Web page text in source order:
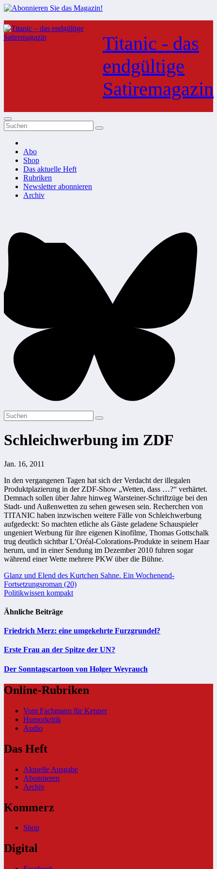
Zum
Inhalt
springen
Titanic - das
endgültige
Satiremagazin
Abo
Shop
Das aktuelle Heft
Rubriken
Newsletter abonnieren
Archiv
Schleichwerbung im ZDF
Jan. 16, 2011
In den vergangenen Tagen hat sich der Verdacht der illegalen
Produktplazierung in der ZDF-Show „Wetten, dass …?“ verhärtet.
Demnach sollen über Jahre hinweg Warsteiner-Schriftzüge bei den
Stadt- und Außenwetten zu sehen gewesen sein. Recherchen von
TITANIC haben inzwischen weitere Fälle von Schleichwerbung
aufgedeckt: So machten etliche als Gäste geladene Schauspieler
ungeniert Werbung für ihre eigenen Kinofilme, Thomas Gottschalk
trug deutlich sichtbar L’Oréal-Colorations-Produkte in seinem Haar
herum, und in einer Sendung im Dezember 2010 fuhren sogar
während einer Wette mehrere PKW über die Bühne.
Beitragsnavigation
Glanz und Elend des Kurtchen Sahne. Ein Wochenend-
Fortsetzungsroman (20)
Politikwissen kompakt
Ähnliche Beiträge
Friedrich Merz: eine umgekehrte Furzgrundel?
Erste Frau an der Spitze der UN?
Der Sonntagscartoon von Holger Weyrauch
Online-Rubriken
Vom Fachmann für Kenner
Humorkritik
Audio
Das Heft
Aktuelle Ausgabe
Abonnieren
Archiv
Kommerz
Shop
Digital